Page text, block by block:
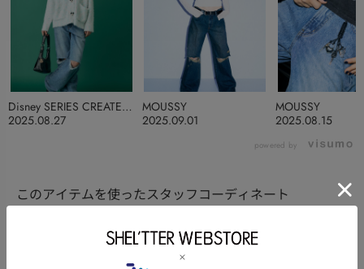
2025.08.27
Disney SERIES CREATED
by MUS
2025.09.01
MOUSSY
2025.08.15
MOUSSY
powered by
このアイテムを使ったスタッフコーディネート